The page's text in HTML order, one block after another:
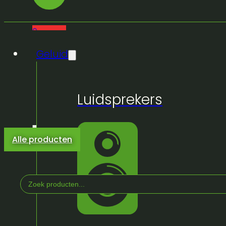
0
Geluid
Luidsprekers
Alle producten
Search
...
/ Winkel/Licht & Effeckten